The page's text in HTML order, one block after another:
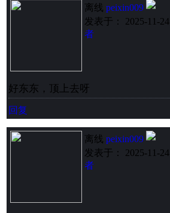
离线 peixin009
发表于： 2025-11-24
者
好东东，顶上去呀
回复
离线 peixin009
发表于： 2025-11-24
者